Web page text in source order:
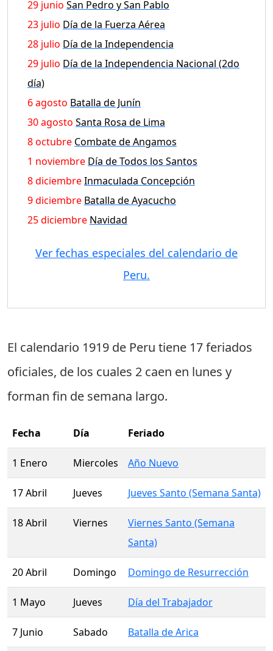
29 junio San Pedro y San Pablo
23 julio Día de la Fuerza Aérea
28 julio Día de la Independencia
29 julio Día de la Independencia Nacional (2do
día)
6 agosto Batalla de Junín
30 agosto Santa Rosa de Lima
8 octubre Combate de Angamos
1 noviembre Día de Todos los Santos
8 diciembreInmaculada Concepción
9 diciembre Batalla de Ayacucho
25 diciembre Navidad
Ver fechas especiales del calendario de
Peru.
El calendario 1919 de Peru tiene 17 feriados
oficiales, de los cuales 2 caen en lunes y
forman fin de semana largo.
Fecha Día Feriado
1 Enero Miercoles Año Nuevo
17 Abril Jueves Jueves Santo (Semana Santa)
18 Abril Viernes
Viernes Santo (Semana
Santa)
20 Abril Domingo Domingo de Resurrección
1 Mayo Jueves Día del Trabajador
7 Junio Sabado Batalla de Arica